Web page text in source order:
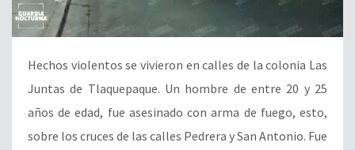
Hechos violentos se vivieron en calles de la colonia Las
Juntas de Tlaquepaque. Un hombre de entre 20 y 25
años de edad, fue asesinado con arma de fuego, esto,
sobre los cruces de las calles Pedrera y San Antonio. Fue